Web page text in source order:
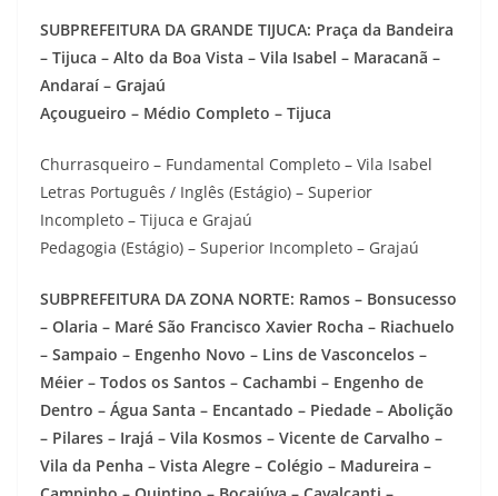
SUBPREFEITURA DA GRANDE TIJUCA: Praça da Bandeira
– Tijuca – Alto da Boa Vista – Vila Isabel – Maracanã –
Andaraí – Grajaú
Açougueiro – Médio Completo – Tijuca
Churrasqueiro – Fundamental Completo – Vila Isabel
Letras Português / Inglês (Estágio) – Superior
Incompleto – Tijuca e Grajaú
Pedagogia (Estágio) – Superior Incompleto – Grajaú
SUBPREFEITURA DA ZONA NORTE: Ramos – Bonsucesso
– Olaria – Maré São Francisco Xavier Rocha – Riachuelo
– Sampaio – Engenho Novo – Lins de Vasconcelos –
Méier – Todos os Santos – Cachambi – Engenho de
Dentro – Água Santa – Encantado – Piedade – Abolição
– Pilares – Irajá – Vila Kosmos – Vicente de Carvalho –
Vila da Penha – Vista Alegre – Colégio – Madureira –